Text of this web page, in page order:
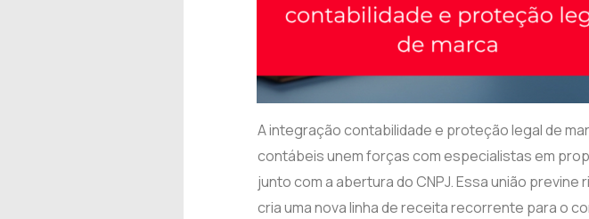
A integração contabilidade e proteção legal de
contábeis unem forças com especialistas em
junto com a abertura do CNPJ. Essa união
cria uma nova linha de receita recorrente para o